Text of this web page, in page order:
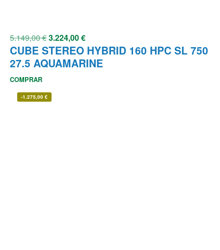
5.149,00€3.224,00€
CUBE STEREO HYBRID 160 HPC SL 750
27.5 AQUAMARINE
COMPRAR
-1.275,00 €